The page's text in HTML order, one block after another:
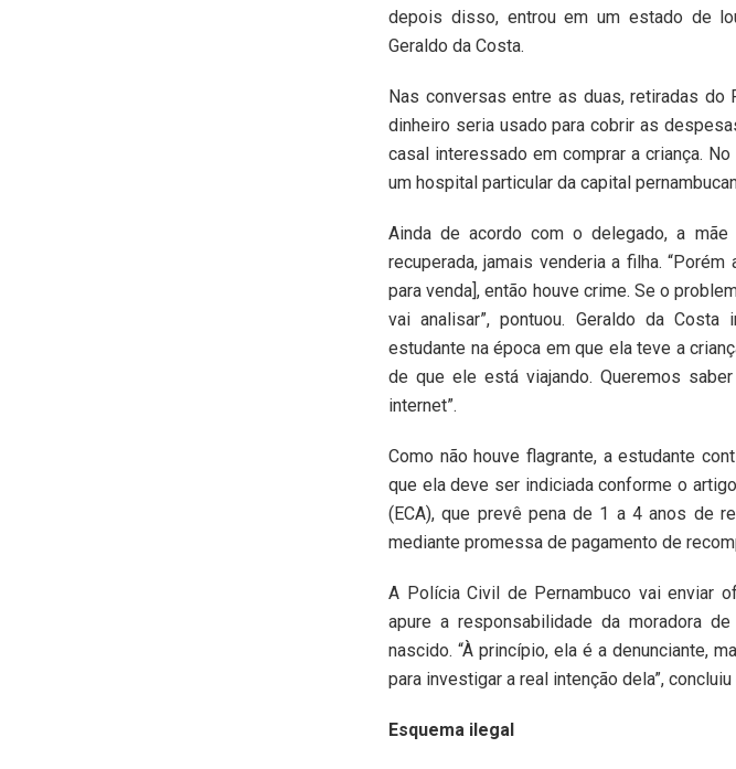
depois disso, entrou em um estado de
Geraldo da Costa.
Nas conversas entre as duas, retiradas do
dinheiro seria usado para cobrir as
casal interessado em comprar a criança.
um hospital particular da capital
Ainda de acordo com o delegado, a
recuperada, jamais venderia a filha.
para venda], então houve crime. Se o
vai analisar”, pontuou. Geraldo da
estudante na época em que ela teve a
de que ele está viajando. Queremos
internet”.
Como não houve flagrante, a estudante
que ela deve ser indiciada conforme o
(ECA), que prevê pena de 1 a 4 anos de
mediante promessa de pagamento de
A Polícia Civil de Pernambuco vai enviar
apure a responsabilidade da moradora
nascido. “À princípio, ela é a denunciante,
para investigar a real intenção dela”,
Esquema ilegal